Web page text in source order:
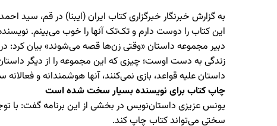
به گزارش خبرنگار خبرگزاری کتاب ایران (ایبنا) در قم،
این کتاب را دوست دارم و تک‌تک آنها را خوب می‌بینم.
دبیر مجموعه داستان «وقتی زن‌ها قصه می‌شوند» بیان کرد:
زندگی به دست اوست؛ چیزی که این مجموعه را از دیگر
داستان علیه قواعد، بازی نمی‌کنند، آنها هوشمندانه و
چاپ کتاب برای نویسنده بسیار سخت شده است
یونس عزیزی داستان‌نویس در بخشی از این برنامه گفت: با
سختی می‌تواند کتاب چاپ کند.